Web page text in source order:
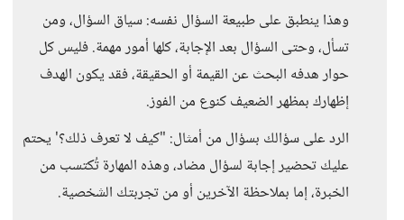
وهذا ينطبق على طبيعة السؤال نفسه: سياق السؤال، ومن
تسأل، وحتى السؤال بعد الإجابة، كلها أمور مهمة. فليس كل
حوار هدفه البحث عن القيمة أو الحقيقة، فقد يكون الهدف
إظهارك بمظهر الضعيف كنوع من الفوز.
الرد على سؤالك بسؤال من أمثال: "كيف لا تعرف ذلك؟' يحتم
عليك تحضير إجابة لسؤال مضاد، وهذه المهارة تُكتسب من
الخبرة، إما بملاحظة الآخرين أو من تجربتك الشخصية.